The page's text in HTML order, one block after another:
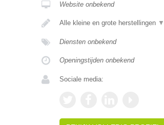
Website onbekend
Alle kleine en grote herstellingen ▼
Diensten onbekend
Openingstijden onbekend
Sociale media: